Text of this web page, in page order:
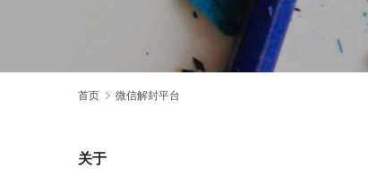
首页 微信解封平台
关于